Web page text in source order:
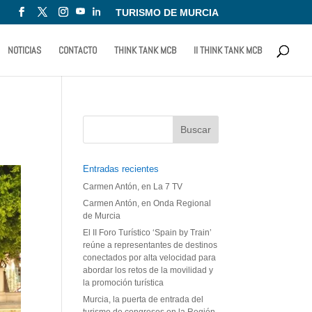
TURISMO DE MURCIA
NOTICIAS CONTACTO THINK TANK MCB II THINK TANK MCB
Entradas recientes
Carmen Antón, en La 7 TV
Carmen Antón, en Onda Regional
de Murcia
El II Foro Turístico ‘Spain by Train’
reúne a representantes de destinos
conectados por alta velocidad para
abordar los retos de la movilidad y
la promoción turística
Murcia, la puerta de entrada del